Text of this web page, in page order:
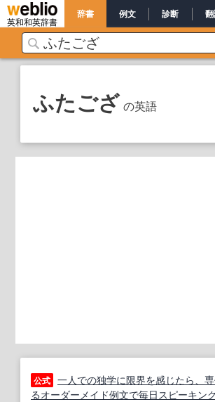
英和和英辞書
辞書 例文 診断
ふたござ の英語
公式 一人での独学に限界を感じたら、
るオーダーメイド例文で毎日スピーキン